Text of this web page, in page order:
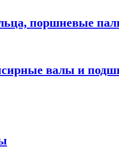
поршневые
валы и